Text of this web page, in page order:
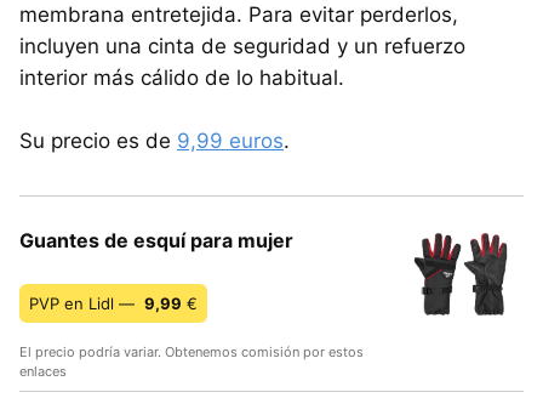
membrana entretejida. Para evitar perderlos,
incluyen una cinta de seguridad y un refuerzo
interior más cálido de lo habitual.
Su precio es de 9,99 euros.
Guantes de esquí para mujer
PVP en Lidl — 9,99 €
El precio podría variar. Obtenemos comisión por estos
enlaces